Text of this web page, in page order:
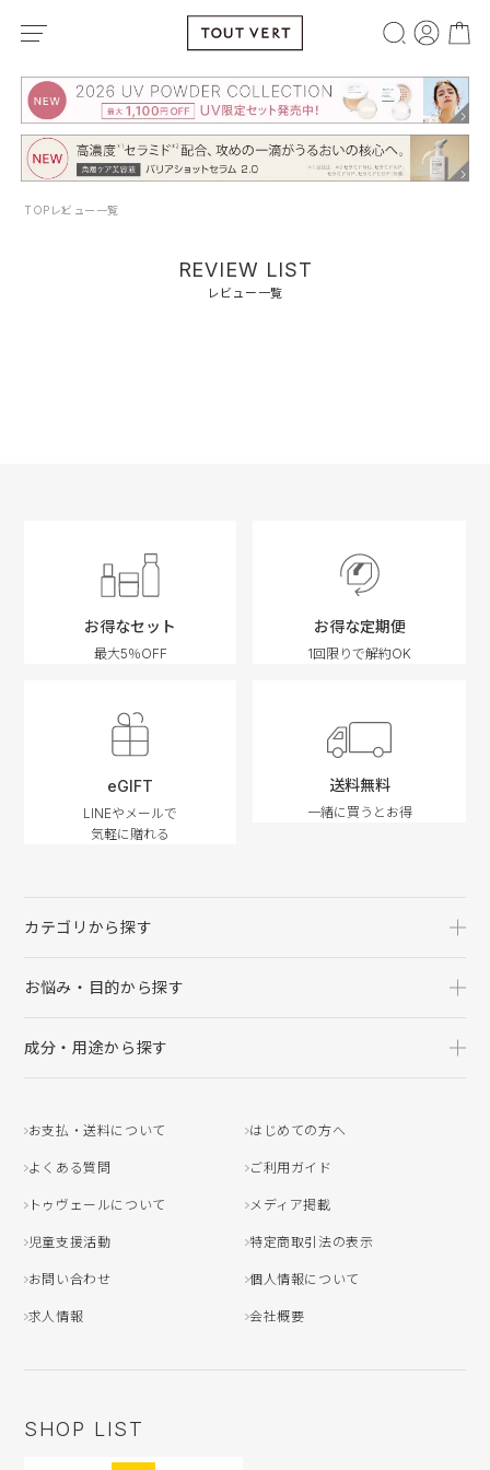
TOP レビュー一覧
REVIEW LIST
レビュー一覧
お得なセット
最大5％OFF
お得な定期便
1回限りで解約OK
eGIFT
LINEやメールで
気軽に贈れる
送料無料
一緒に買うとお得
カテゴリから探す
お悩み・目的から探す
成分・用途から探す
お支払・送料について はじめての方へ
よくある質問 ご利用ガイド
トゥヴェールについて メディア掲載
児童支援活動 特定商取引法の表示
お問い合わせ 個人情報について
求人情報 会社概要
SHOP LIST